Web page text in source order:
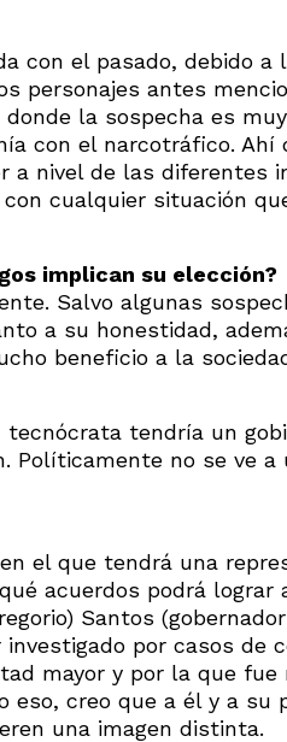
con el pasado, debido a
personajes antes
la sospecha es
con el narcotráfico. Ahí
a nivel de las diferentes
cualquier situación
implican su elección?
Salvo algunas
a su honestidad,
beneficio a la
tecnócrata tendría un
Políticamente no se ve a
el que tendrá una
acuerdos podrá lograr
Santos
por casos de
mayor y por la que fue
eso, creo que a él y a su
una imagen distinta.